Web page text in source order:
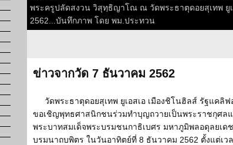
พระครูปลัดสงวน วิสุทฺธิญาโณ ณ วัดพระธาตุดอยสุเทพ ยู
2562...บันทึกภาพ โดย พม.ประทวน
ข่าวจากวัด 7 ธันวาคม 2562
วัดพระธาตุดอยสุเทพ ยูเอสเอ เมืองชิโนฮิลส์ รัฐแคลิฟ
ขอเชิญพุทธศาสนิกชนร่วมทำบุญถวายเป็นพระราชกุศล
พระบาทสมเด็จพระบรมชนกาธิเบศร มหาภูมิพลอดุลยเด
บรมนาถบพิตร ในวันอาทิตย์ที่ 8 ธันวาคม 2562 ตั้งแต่เว